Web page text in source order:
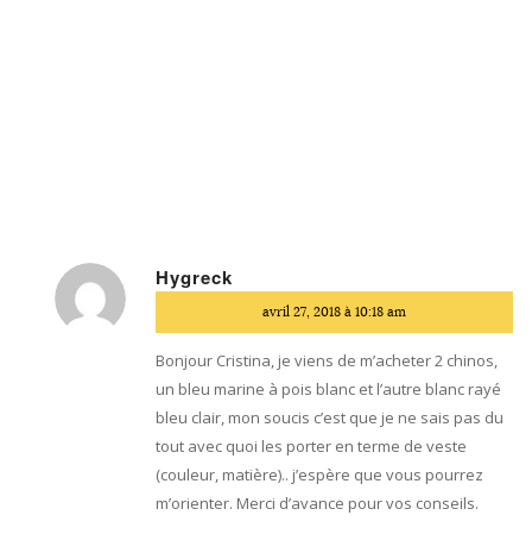
Hygreck
avril 27, 2018 à 10:18 am
Bonjour Cristina, je viens de m’acheter 2 chinos,
un bleu marine à pois blanc et l’autre blanc rayé
bleu clair, mon soucis c’est que je ne sais pas du
tout avec quoi les porter en terme de veste
(couleur, matière).. j’espère que vous pourrez
m’orienter. Merci d’avance pour vos conseils.